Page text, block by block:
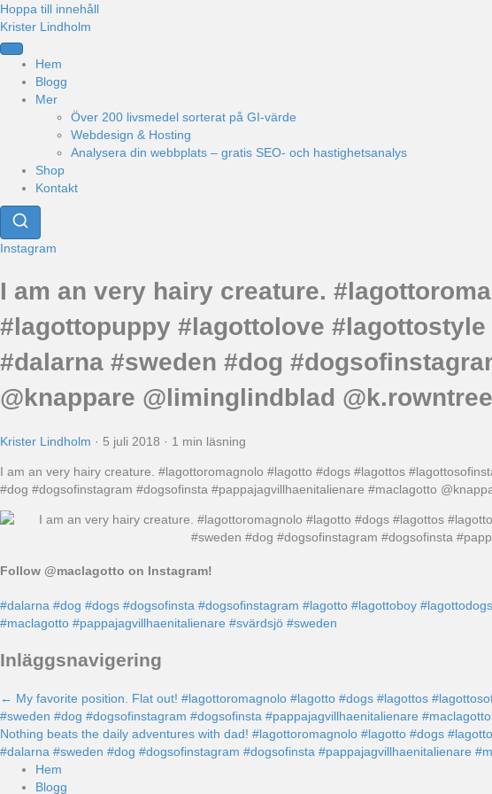
Hoppa till innehåll
Krister Lindholm
Hem
Blogg
Mer
Över 200 livsmedel sorterat på GI-värde
Webdesign & Hosting
Analysera din webbplats – gratis SEO- och hastighetsanalys
Shop
Kontakt
Instagram
I am an very hairy creature.
#lagottopuppy #lagottolove
#dalarna #sweden #dog
@knappare @liminglindblad
Krister Lindholm · 5 juli 2018 · 1 min läsning
I am an very hairy creature. #lagottoromagnolo #lagotto #dogs #lagottos
#dog #dogsofinstagram #dogsofinsta #pappajagvillhaenitalienare #maclagotto
Follow @maclagotto on Instagram!
#dalarna #dog #dogs #dogsofinsta #dogsofinstagram #lagotto #lagottoboy #lagottodogs
#maclagotto #pappajagvillhaenitalienare #svärdsjö #sweden
Inläggsnavigering
← My favorite position. Flat out! #lagottoromagnolo #lagotto #dogs #lagottos
#sweden #dog #dogsofinstagram #dogsofinsta #pappajagvillhaenitalienare
Nothing beats the daily adventures with dad! #lagottoromagnolo #lagotto #dogs
#dalarna #sweden #dog #dogsofinstagram #dogsofinsta #pappajagvillhaenitalienare
Hem
Blogg